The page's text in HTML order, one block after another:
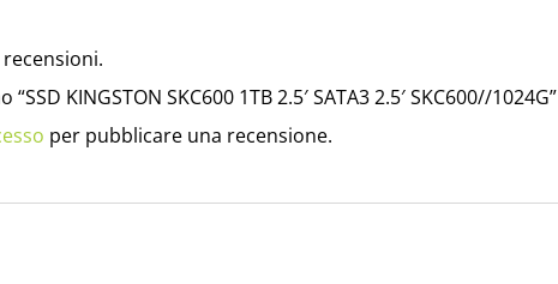
KINGSTON SKC600 1TB 2.5′ SATA3 2.5′SKC600//1024G”
per pubblicare una recensione.